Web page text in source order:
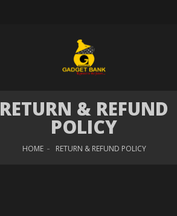
RETURN & REFUND
POLICY
HOME RETURN & REFUND POLICY